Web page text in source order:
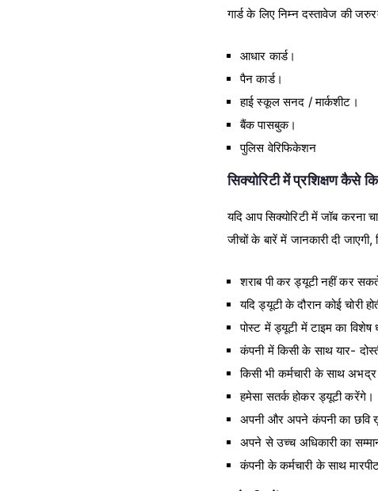
गार्ड के लिए निम्न दस्तावेज की
आधार कार्ड।
पैन कार्ड।
हाई स्कूल सनद / मार्कशीट।
बैंक पासबुक।
पुलिस वेरिफिकेशन
सिक्योरिटी में प्रशिक्षण कैसे
यदि आप सिक्योरिटी में जॉब करना
जीचों के बारें में जानकारी दी
शराब पी कर ड्यूटी नहीं कर
यदि ड्यूटी के दौरान कोई चोरी
पोस्ट में ड्यूटी में टाइम का विशेष
कंपनी में किसी के साथ यार-
किसी भी कर्मचारी के साथ
हमेसा सतर्क होकर ड्यूटी करेंगे।
अपनी और अपने कंपनी का छवि
अपने से उच्च अधिकारी का
कंपनी के कर्मचारी के साथ